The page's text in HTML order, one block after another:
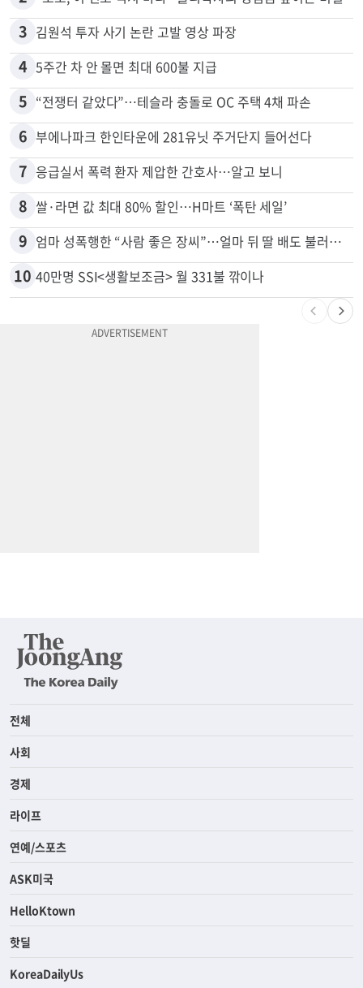
3 김원석 투자 사기 논란 고발 영상 파장
4 5주간 차 안 몰면 최대 600불 지급
5 “전쟁터 같았다”…테슬라 충돌로 OC 주택 4채 파손
6 부에나파크 한인타운에 281유닛 주거단지 들어선다
7 응급실서 폭력 환자 제압한 간호사…알고 보니
8 쌀·라면 값 최대 80% 할인…H마트 ‘폭탄 세일’
9 엄마 성폭행한 “사람 좋은 장씨”…얼마 뒤 딸 배도 불러왔다
10 40만명 SSI<생활보조금> 월 331불 깎이나
전체
사회
경제
라이프
연예/스포츠
ASK미국
HelloKtown
핫딜
KoreaDailyUs